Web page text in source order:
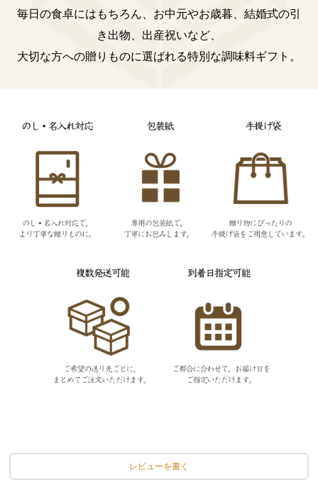
毎日の食卓にはもちろん、お中元やお歳暮、結婚式の引
き出物、出産祝いなど、
大切な方への贈りものに選ばれる特別な調味料ギフト。
レビューを書く